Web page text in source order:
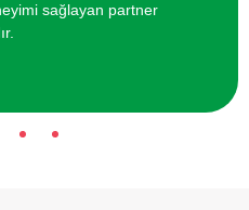
sağlayan partner